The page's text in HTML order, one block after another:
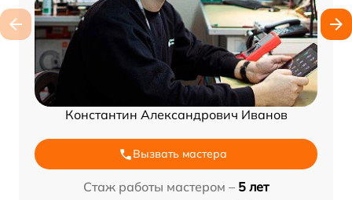
Константин Александрович Иванов
Вызвать мастера
Стаж работы мастером – 5 лет